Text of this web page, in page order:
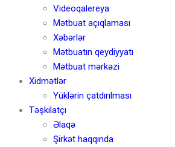
Videoqalereya
Mətbuat açıqlaması
Xəbərlər
Mətbuatın qeydiyyatı
Mətbuat mərkəzi
Xidmətlər
Yüklərin çatdırılması
Təşkilatçı
Əlaqə
Şirkət haqqında